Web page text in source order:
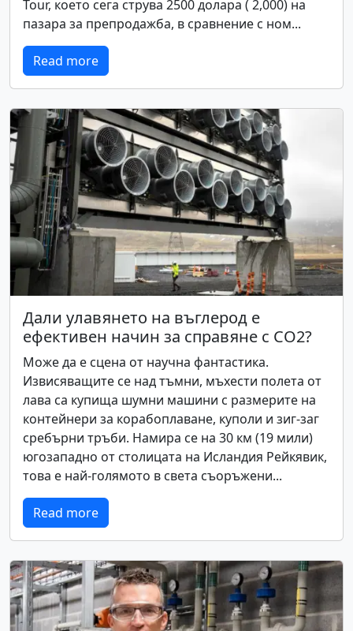
Tour, което сега струва 2500 долара ( 2,000) на
пазара за препродажба, в сравнение с ном...
Read more
Дали улавянето на въглерод е
ефективен начин за справяне с CO2?
Може да е сцена от научна фантастика.
Извисяващите се над тъмни, мъхести полета от
лава са купища шумни машини с размерите на
контейнери за корабоплаване, куполи и зиг-заг
сребърни тръби. Намира се на 30 км (19 мили)
югозападно от столицата на Исландия Рейкявик,
това е най-голямото в света съоръжени...
Read more